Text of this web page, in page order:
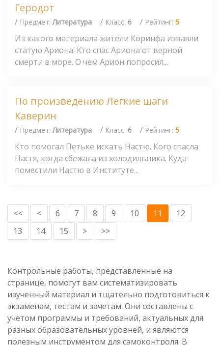
Геродот
/ Предмет:Литература / Класс: 6 / Рейтинг: 5
Из какого материала жители Коринфа изваяли
статую Ариона. Кто спас Ариона от верной
смерти в море. О чем Арион попросил...
По произведению Легкие шаги
Каверин
/ Предмет:Литература / Класс: 6 / Рейтинг: 5
Кто помогал Петьке искать Настю. Кого спасла
Настя, когда сбежала из холодильника. Куда
поместили Настю в Институте...
<< < 6 7 8 9 10 11
12
13
14 15 > >>
Контрольные работы, представленные на
странице, помогут вам систематизировать
изученный материал и тщательно подготовиться к
экзаменам, тестам и зачетам. Они составлены с
учетом программы и требований, актуальных для
разных образовательных уровней, и являются
полезным инструментом для самоконтроля. В